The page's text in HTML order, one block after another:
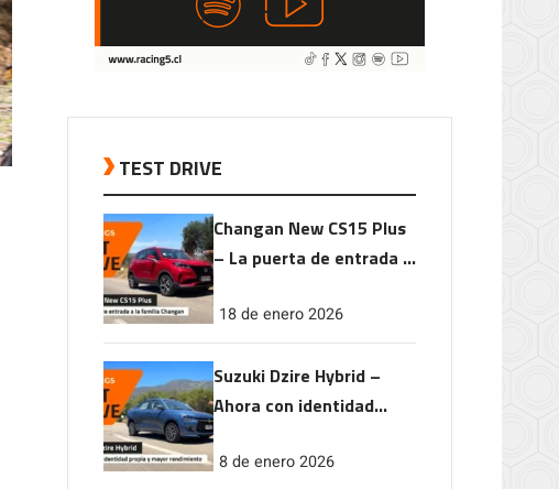
TEST DRIVE
Changan New CS15 Plus
– La puerta de entrada a
18 de enero 2026
Suzuki Dzire Hybrid –
Ahora con identidad
rendimiento
8 de enero 2026